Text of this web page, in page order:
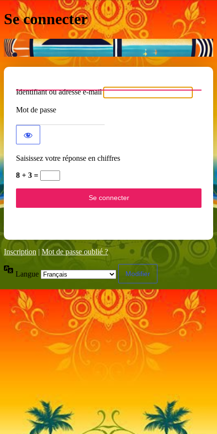
Se connecter
Identifiant ou adresse e-mail
Mot de passe
Saisissez votre réponse en chiffres
8 + 3 =
Inscription | Mot de passe oublié ?
Langue